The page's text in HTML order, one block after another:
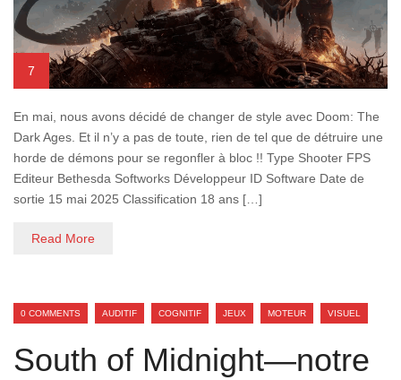
7
En mai, nous avons décidé de changer de style avec Doom: The
Dark Ages. Et il n’y a pas de toute, rien de tel que de détruire une
horde de démons pour se regonfler à bloc !! Type Shooter FPS
Editeur Bethesda Softworks Développeur ID Software Date de
sortie 15 mai 2025 Classification 18 ans […]
Read More
0 COMMENTS AUDITIF COGNITIF JEUX MOTEUR VISUEL
South of Midnight—notre